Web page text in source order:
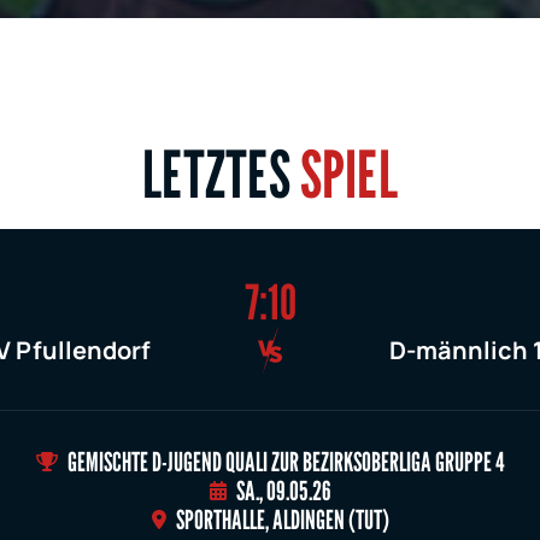
LETZTESSPIEL
7:10
Pfullendorf D-männlich
GEMISCHTE D-JUGEND QUALI ZUR BEZIRKSOBERLIGA GRUPPE 4
SA., 09.05.26
SPORTHALLE, ALDINGEN (TUT)